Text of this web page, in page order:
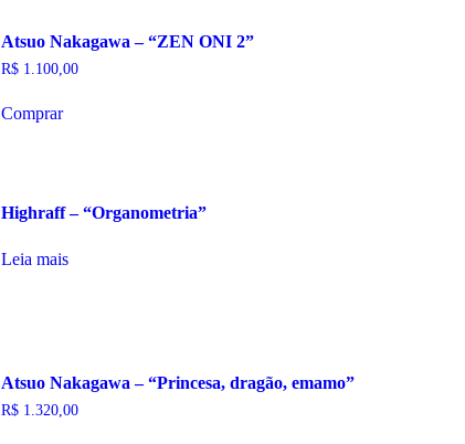
Atsuo Nakagawa – “ZEN ONI 2”
R$1.100,00
Comprar
Highraff – “Organometria”
Leia mais
Atsuo Nakagawa – “Princesa, dragão, emamo”
R$1.320,00